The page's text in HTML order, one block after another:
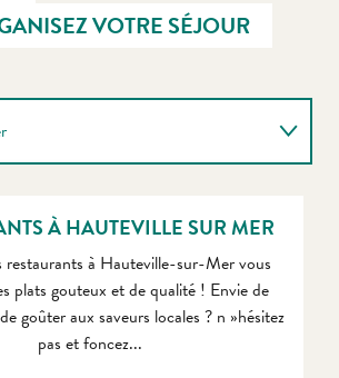
VOTRE SÉJOUR
terroir
À HAUTEVILLE SUR MER
restaurants à Hauteville-sur-Mer vous
plats gouteux et de qualité ! Envie de
goûter aux saveurs locales ? n »hésitez
pas et foncez...